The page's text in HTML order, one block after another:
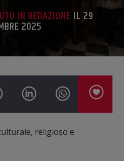
IN REDAZIONE IL 29
2025
religioso e